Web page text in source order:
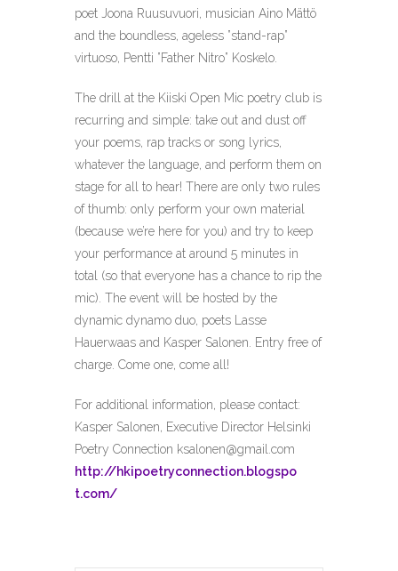
poet Joona Ruusuvuori, musician Aino Mättö
and the boundless, ageless ”stand-rap”
virtuoso, Pentti ”Father Nitro” Koskelo.
The drill at the Kiiski Open Mic poetry club is
recurring and simple: take out and dust off
your poems, rap tracks or song lyrics,
whatever the language, and perform them on
stage for all to hear! There are only two rules
of thumb: only perform your own material
(because we’re here for you) and try to keep
your performance at around 5 minutes in
total (so that everyone has a chance to rip the
mic). The event will be hosted by the
dynamic dynamo duo, poets Lasse
Hauerwaas and Kasper Salonen. Entry free of
charge. Come one, come all!
For additional information, please contact:
Kasper Salonen, Executive Director Helsinki
Poetry Connection ksalonen@gmail.com
http://hkipoetryconnection.blogspo
t.com/